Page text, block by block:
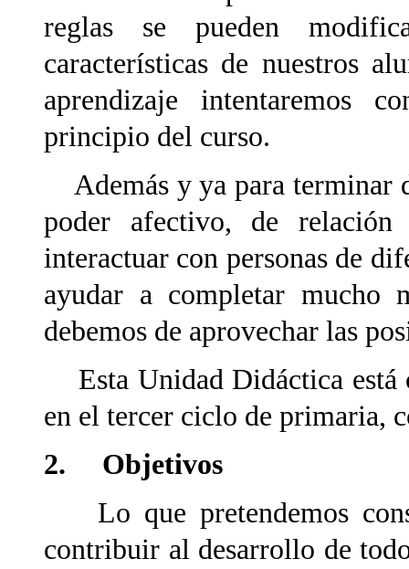
reglas se pueden
características de nuestros
aprendizaje intentaremos
principio del curso.
Además y ya para terminar
poder afectivo, de
interactuar con personas de
ayudar a completar mucho
debemos de aprovechar las
Esta Unidad Didáctica está
en el tercer ciclo de primaria,
2. Objetivos
Lo que pretendemos
contribuir al desarrollo de